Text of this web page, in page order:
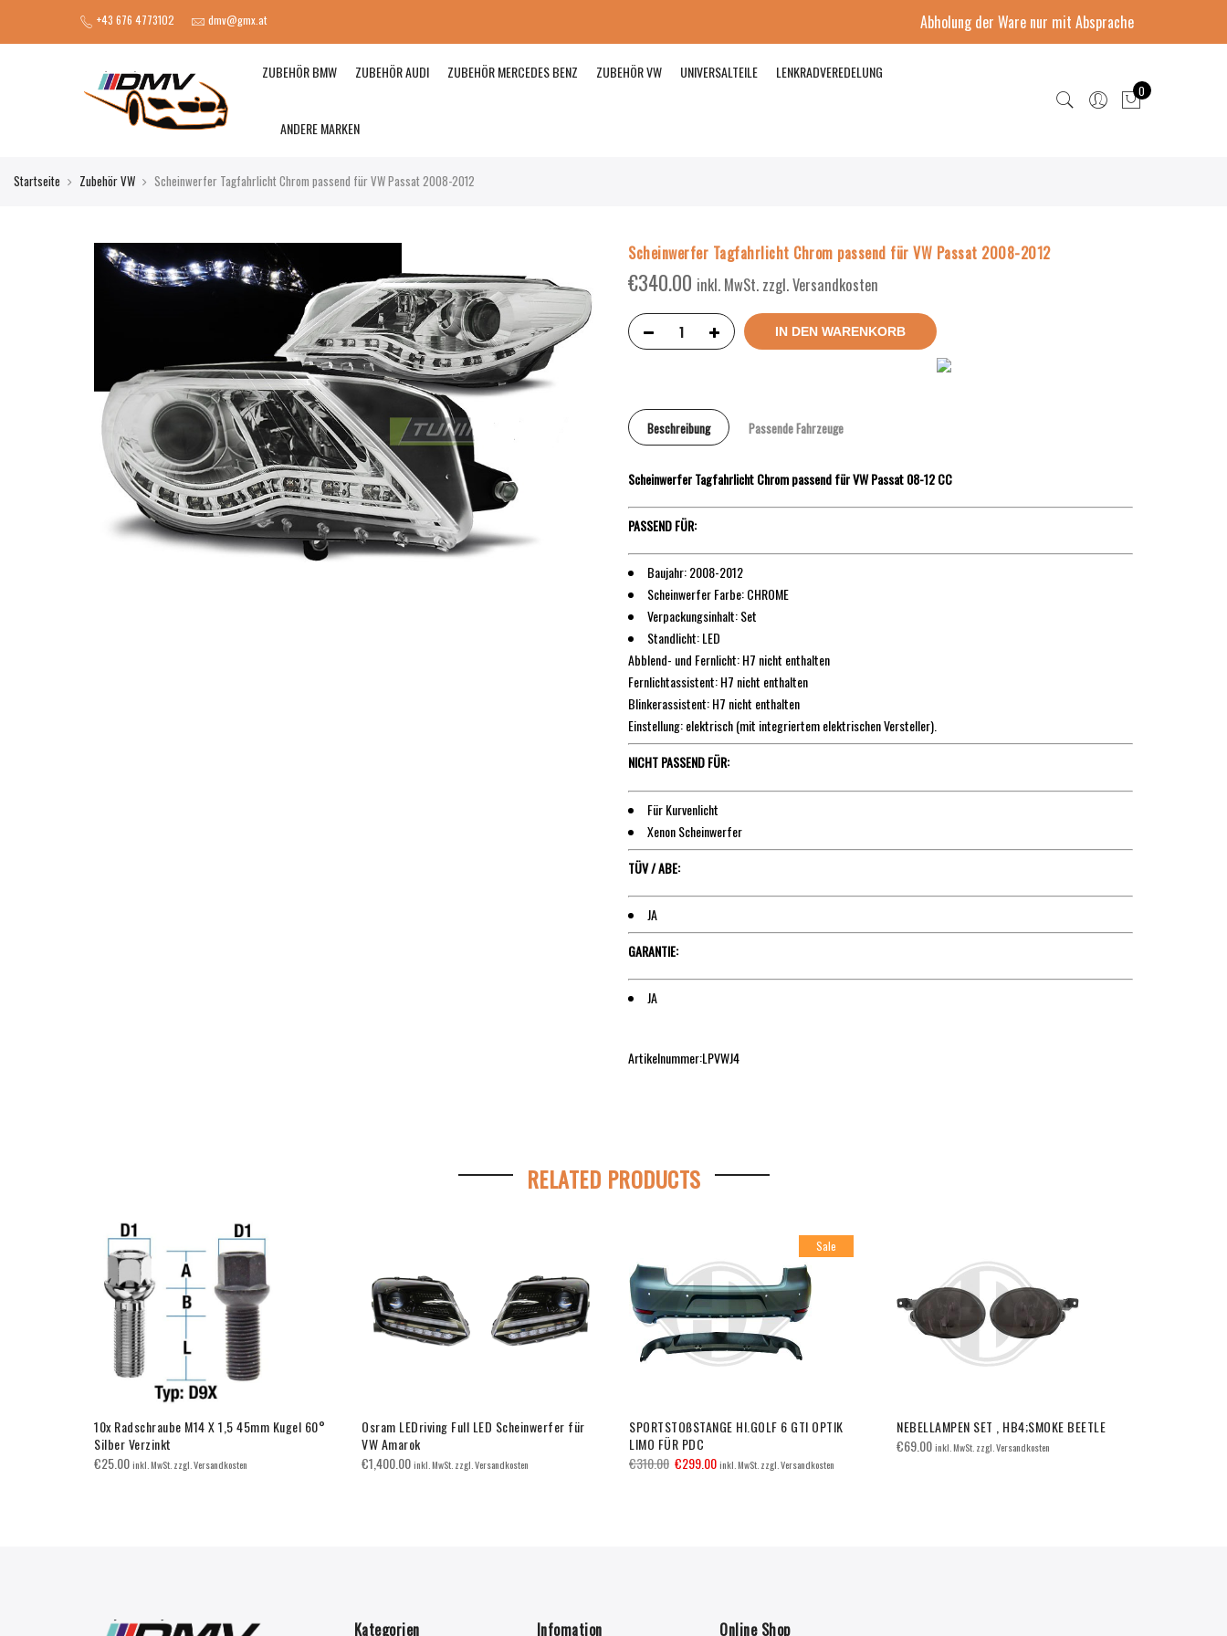
+43 676 4773102 dmv@gmx.at Abholung der Ware nur mit Absprache
ZUBEHÖR BMW ZUBEHÖR AUDI ZUBEHÖR MERCEDES BENZ ZUBEHÖR VW UNIVERSALTEILE LENKRADVEREDELUNG
ANDERE MARKEN
0
Startseite Zubehör VW Scheinwerfer Tagfahrlicht Chrom passend für VW Passat 2008-2012
Scheinwerfer Tagfahrlicht Chrom passend für VW Passat 2008-2012
€340.00 inkl. MwSt. zzgl. Versandkosten
IN DEN WARENKORB
Beschreibung Passende Fahrzeuge
Scheinwerfer Tagfahrlicht Chrom passend für VW Passat 08-12 CC
PASSEND FÜR:
Baujahr: 2008-2012
Scheinwerfer Farbe: CHROME
Verpackungsinhalt: Set
Standlicht: LED
Abblend- und Fernlicht: H7 nicht enthalten
Fernlichtassistent: H7 nicht enthalten
Blinkerassistent: H7 nicht enthalten
Einstellung: elektrisch (mit integriertem elektrischen Versteller).
NICHT PASSEND FÜR:
Für Kurvenlicht
Xenon Scheinwerfer
TÜV / ABE:
JA
GARANTIE:
JA
Artikelnummer:LPVWJ4
RELATED PRODUCTS
10x Radschraube M14 X 1,5 45mm Kugel 60°
Silber Verzinkt
€25.00inkl. MwSt. zzgl. Versandkosten
Osram LEDriving Full LED Scheinwerfer für
VW Amarok
€1,400.00inkl. MwSt. zzgl. Versandkosten
Sale
SPORTSTOßSTANGE HI.GOLF 6 GTI OPTIK
LIMO FÜR PDC
€310.00 €299.00inkl. MwSt. zzgl. Versandkosten
NEBELLAMPEN SET , HB4;SMOKE BEETLE
€69.00inkl. MwSt. zzgl. Versandkosten
Kategorien Infomation Online Shop